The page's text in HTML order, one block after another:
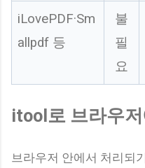
iLovePDF·Sm
allpdf 등
불
필
요
itool로 브라우
브라우저 안에서 처리되